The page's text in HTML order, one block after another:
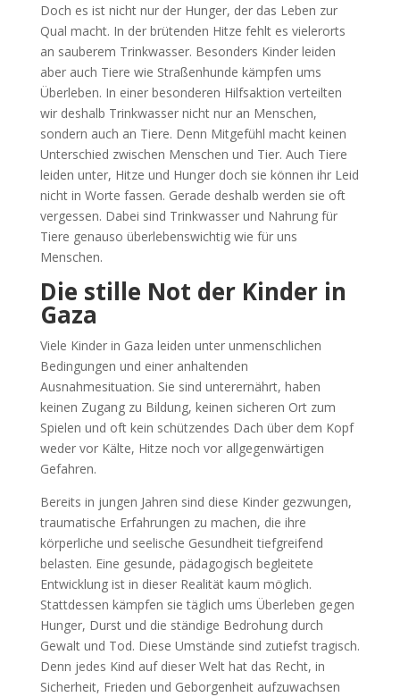
Doch es ist nicht nur der Hunger, der das Leben zur
Qual macht. In der brütenden Hitze fehlt es vielerorts
an sauberem Trinkwasser. Besonders Kinder leiden
aber auch Tiere wie Straßenhunde kämpfen ums
Überleben. In einer besonderen Hilfsaktion verteilten
wir deshalb Trinkwasser nicht nur an Menschen,
sondern auch an Tiere. Denn Mitgefühl macht keinen
Unterschied zwischen Menschen und Tier. Auch Tiere
leiden unter, Hitze und Hunger doch sie können ihr Leid
nicht in Worte fassen. Gerade deshalb werden sie oft
vergessen. Dabei sind Trinkwasser und Nahrung für
Tiere genauso überlebenswichtig wie für uns
Menschen.
Die stille Not der Kinder in
Gaza
Viele Kinder in Gaza leiden unter unmenschlichen
Bedingungen und einer anhaltenden
Ausnahmesituation. Sie sind unterernährt, haben
keinen Zugang zu Bildung, keinen sicheren Ort zum
Spielen und oft kein schützendes Dach über dem Kopf
weder vor Kälte, Hitze noch vor allgegenwärtigen
Gefahren.
Bereits in jungen Jahren sind diese Kinder gezwungen,
traumatische Erfahrungen zu machen, die ihre
körperliche und seelische Gesundheit tiefgreifend
belasten. Eine gesunde, pädagogisch begleitete
Entwicklung ist in dieser Realität kaum möglich.
Stattdessen kämpfen sie täglich ums Überleben gegen
Hunger, Durst und die ständige Bedrohung durch
Gewalt und Tod. Diese Umstände sind zutiefst tragisch.
Denn jedes Kind auf dieser Welt hat das Recht, in
Sicherheit, Frieden und Geborgenheit aufzuwachsen